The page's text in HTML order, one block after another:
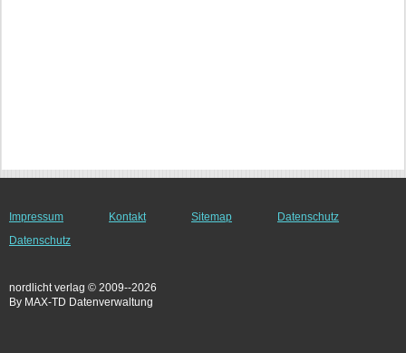
Impressum Kontakt Sitemap
Datenschutz
Datenschutz
nordlicht verlag © 2009--2026
By MAX-TD Datenverwaltung